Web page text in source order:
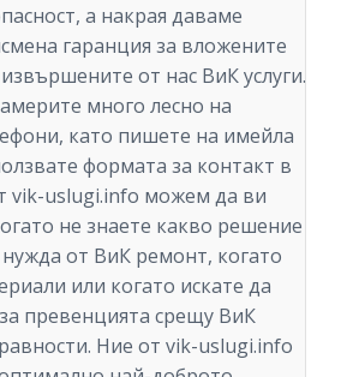
а накрая даваме
гаранция за вложените
от нас ВиК услуги.
много лесно на
като пишете на имейла
формата за контакт в
vik-uslugi.info можем да ви
не знаете какво решение
от ВиК ремонт, когато
или когато искате да
превенцията срещу ВиК
Ние от vik-uslugi.info